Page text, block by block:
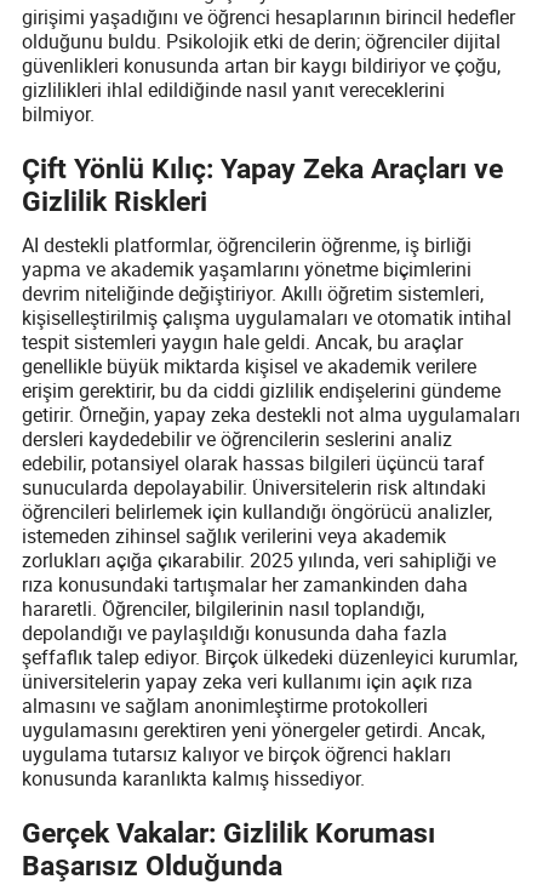
girişimi yaşadığını ve öğrenci hesaplarının birincil hedefler
olduğunu buldu. Psikolojik etki de derin; öğrenciler dijital
güvenlikleri konusunda artan bir kaygı bildiriyor ve çoğu,
gizlilikleri ihlal edildiğinde nasıl yanıt vereceklerini
bilmiyor.
Çift Yönlü Kılıç: Yapay Zeka Araçları ve
Gizlilik Riskleri
AI destekli platformlar, öğrencilerin öğrenme, iş birliği
yapma ve akademik yaşamlarını yönetme biçimlerini
devrim niteliğinde değiştiriyor. Akıllı öğretim sistemleri,
kişiselleştirilmiş çalışma uygulamaları ve otomatik intihal
tespit sistemleri yaygın hale geldi. Ancak, bu araçlar
genellikle büyük miktarda kişisel ve akademik verilere
erişim gerektirir, bu da ciddi gizlilik endişelerini gündeme
getirir. Örneğin, yapay zeka destekli not alma uygulamaları
dersleri kaydedebilir ve öğrencilerin seslerini analiz
edebilir, potansiyel olarak hassas bilgileri üçüncü taraf
sunucularda depolayabilir. Üniversitelerin risk altındaki
öğrencileri belirlemek için kullandığı öngörücü analizler,
istemeden zihinsel sağlık verilerini veya akademik
zorlukları açığa çıkarabilir. 2025 yılında, veri sahipliği ve
rıza konusundaki tartışmalar her zamankinden daha
hararetli. Öğrenciler, bilgilerinin nasıl toplandığı,
depolandığı ve paylaşıldığı konusunda daha fazla
şeffaflık talep ediyor. Birçok ülkedeki düzenleyici kurumlar,
üniversitelerin yapay zeka veri kullanımı için açık rıza
almasını ve sağlam anonimleştirme protokolleri
uygulamasını gerektiren yeni yönergeler getirdi. Ancak,
uygulama tutarsız kalıyor ve birçok öğrenci hakları
konusunda karanlıkta kalmış hissediyor.
Gerçek Vakalar: Gizlilik Koruması
Başarısız Olduğunda